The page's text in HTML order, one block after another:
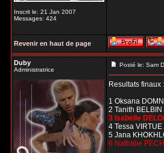
Inscrit le: 21 Jan 2007
Messages: 424
Revenir en haut de page
Duby
Administratrice
Posté le: Sam
Resultats finaux :
1 Oksana
2 Tanith
3 Isabelle
4 Tessa
5 Jana
6 Nathalie